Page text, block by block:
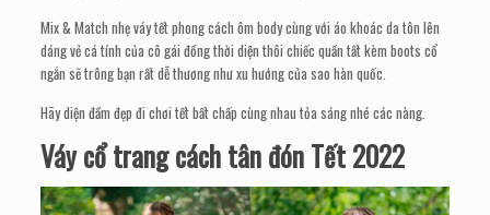
Mix & Match nhẹ váy tết phong cách ôm body cùng với áo khoác da tôn lên
dáng vẻ cá tính của cô gái đồng thời diện thôi chiếc quần tất kèm boots cổ
ngắn sẽ trông bạn rất dễ thương như xu hướng của sao hàn quốc.
Hãy diện đầm đẹp đi chơi tết bất chấp cùng nhau tỏa sáng nhé các nàng.
Váy cổ trang cách tân đón Tết 2022